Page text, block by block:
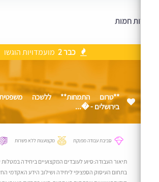
חמות
כבר 2 מועמדויות הוגשו
**טרום התמחות** ללשכה משפטית
בירושלים - �...
סביבת עבודה מפנקת מקצוענות ללא פשרות
תיאור העבודה:סיוע לעובדים המקצועיים ביחידה במטלות
בתחום העיסוק הספציפי ליחידה ושילוב הידע האקדמי החלקי